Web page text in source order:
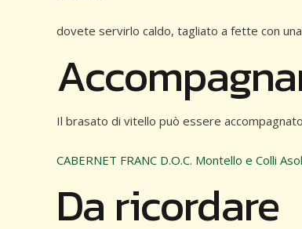
dovete servirlo caldo, tagliato a fette con
Il brasato di vitello può essere
CABERNET FRANC D.O.C. Montello e Colli
Da ricordare